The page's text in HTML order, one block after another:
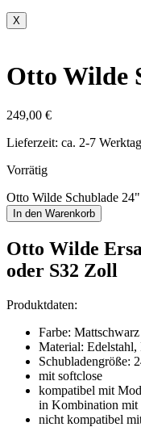
X
Otto Wilde
249,00 €
Lieferzeit: ca. 2-7
Vorrätig
Otto Wilde Schublade
In den Warenkorb
Otto Wilde
oder S32 Zoll
Produktdaten:
Farbe: Mattschwarz
Material: Edelstahl,
Schubladengröße:
mit softclose
kompatibel mit
in Kombination mit
nicht kompatibel